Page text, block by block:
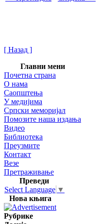
[ Назад ]
Главни мени
Почетна страна
О нама
Саопштења
У медијима
Српски меморијал
Помозите наша издања
Видео
Библиотека
Преузмите
Контакт
Везе
Претраживање
Преведи
Select Language ▼
Нова књига
Рубрике